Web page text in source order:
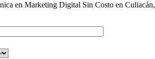
en Marketing Digital Sin Costo en Culiacán,